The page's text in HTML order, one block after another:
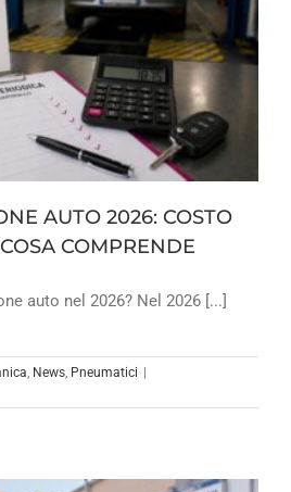
AUTO 2026: COSTO
COMPRENDE
auto nel 2026? Nel 2026 [...]
, News, Pneumatici |